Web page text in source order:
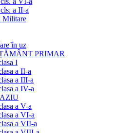
a II-a
Militare
în uz
PRIMAR
I
a II-a
a III-a
a IV-a
a V-a
a VI-a
a VII-a